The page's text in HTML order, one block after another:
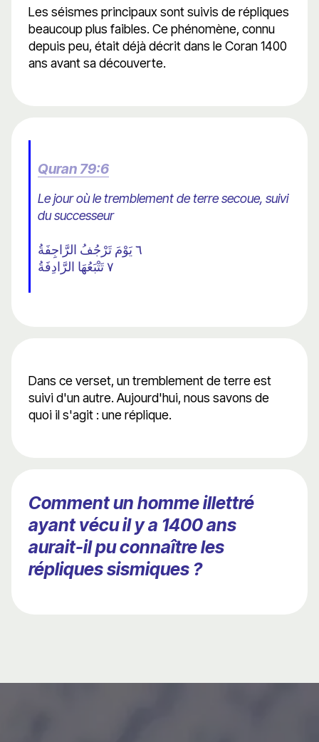
Les séismes principaux sont suivis de répliques
beaucoup plus faibles. Ce phénomène, connu
depuis peu, était déjà décrit dans le Coran 1400
ans avant sa découverte.
Quran 79:6
Le jour où le tremblement de terre secoue, suivi
du successeur
٦ يَوْمَ تَرْجُفُ الرَّاجِفَةُ
٧ تَتْبَعُهَا الرَّادِفَةُ
Dans ce verset, un tremblement de terre est
suivi d'un autre. Aujourd'hui, nous savons de
quoi il s'agit : une réplique.
Comment un homme illettré
ayant vécu il y a 1400 ans
aurait-il pu connaître les
répliques sismiques ?